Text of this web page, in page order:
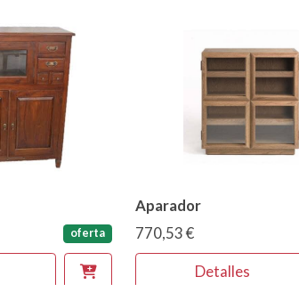
oferta
Aparador
770,53 €
Detalles